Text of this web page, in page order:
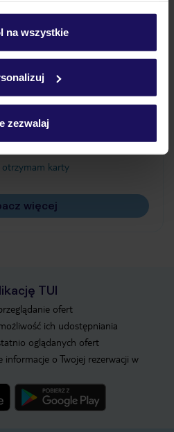
wchodząc w zakładkę
plikach cookie znajdziesz
na wszystkie
zezwalaj
zgłaszającą?
otrzymam karty
więcej
TUI
ofert
ich udostępniania
oglądanych ofert
informacje o Twojej rezerwacji w